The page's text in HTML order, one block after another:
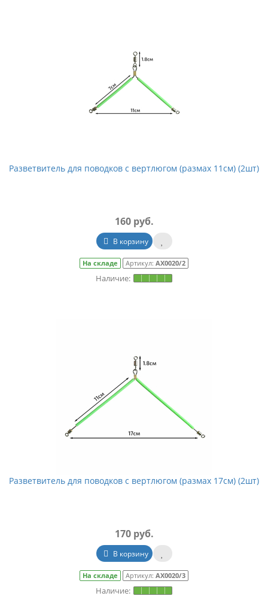
Разветвитель для поводков с вертлюгом (размах 11см) (2шт)
160 руб.
В корзину
На складе Артикул: АХ0020/2
Разветвитель для поводков с вертлюгом (размах 17см) (2шт)
170 руб.
В корзину
На складе Артикул: АХ0020/3